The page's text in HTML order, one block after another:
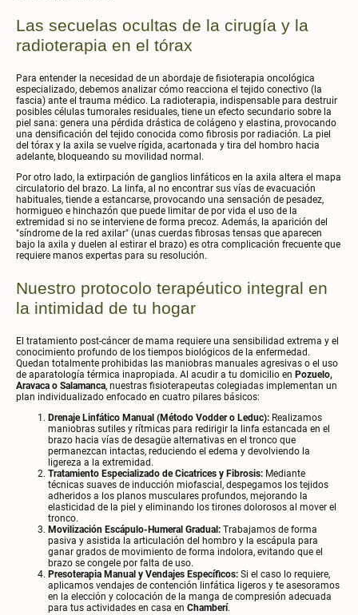
Las secuelas ocultas de la cirugía y la
radioterapia en el tórax
Para entender la necesidad de un abordaje de fisioterapia oncológica
especializado, debemos analizar cómo reacciona el tejido conectivo (la
fascia) ante el trauma médico. La radioterapia, indispensable para destruir
posibles células tumorales residuales, tiene un efecto secundario sobre la
piel sana: genera una pérdida drástica de colágeno y elastina, provocando
una densificación del tejido conocida como fibrosis por radiación. La piel
del tórax y la axila se vuelve rígida, acartonada y tira del hombro hacia
adelante, bloqueando su movilidad normal.
Por otro lado, la extirpación de ganglios linfáticos en la axila altera el mapa
circulatorio del brazo. La linfa, al no encontrar sus vías de evacuación
habituales, tiende a estancarse, provocando una sensación de pesadez,
hormigueo e hinchazón que puede limitar de por vida el uso de la
extremidad si no se interviene de forma precoz. Además, la aparición del
"síndrome de la red axilar" (unas cuerdas fibrosas tensas que aparecen
bajo la axila y duelen al estirar el brazo) es otra complicación frecuente que
requiere manos expertas para su resolución.
Nuestro protocolo terapéutico integral en
la intimidad de tu hogar
El tratamiento post-cáncer de mama requiere una sensibilidad extrema y el
conocimiento profundo de los tiempos biológicos de la enfermedad.
Quedan totalmente prohibidas las maniobras manuales agresivas o el uso
de aparatología térmica inapropiada. Al acudir a tu domicilio en Pozuelo,
Aravaca o Salamanca, nuestras fisioterapeutas colegiadas implementan un
plan individualizado enfocado en cuatro pilares básicos:
Drenaje Linfático Manual (Método Vodder o Leduc): Realizamos
maniobras sutiles y rítmicas para redirigir la linfa estancada en el
brazo hacia vías de desagüe alternativas en el tronco que
permanezcan intactas, reduciendo el edema y devolviendo la
ligereza a la extremidad.
Tratamiento Especializado de Cicatrices y Fibrosis: Mediante
técnicas suaves de inducción miofascial, despegamos los tejidos
adheridos a los planos musculares profundos, mejorando la
elasticidad de la piel y eliminando los tirones dolorosos al mover el
tronco.
Movilización Escápulo-Humeral Gradual: Trabajamos de forma
pasiva y asistida la articulación del hombro y la escápula para
ganar grados de movimiento de forma indolora, evitando que el
brazo se congele por falta de uso.
Presoterapia Manual y Vendajes Específicos: Si el caso lo requiere,
aplicamos vendajes de contención linfática ligeros y te asesoramos
en la elección y colocación de la manga de compresión adecuada
para tus actividades en casa en Chamberí.